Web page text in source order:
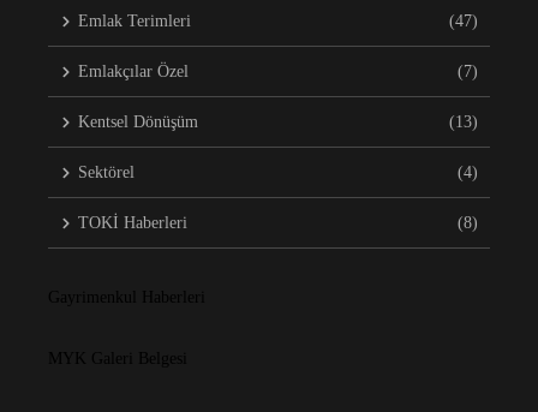
Emlak Terimleri (47)
Emlakçılar Özel (7)
Kentsel Dönüşüm (13)
Sektörel (4)
TOKİ Haberleri (8)
Gayrimenkul Haberleri
MYK Galeri Belgesi